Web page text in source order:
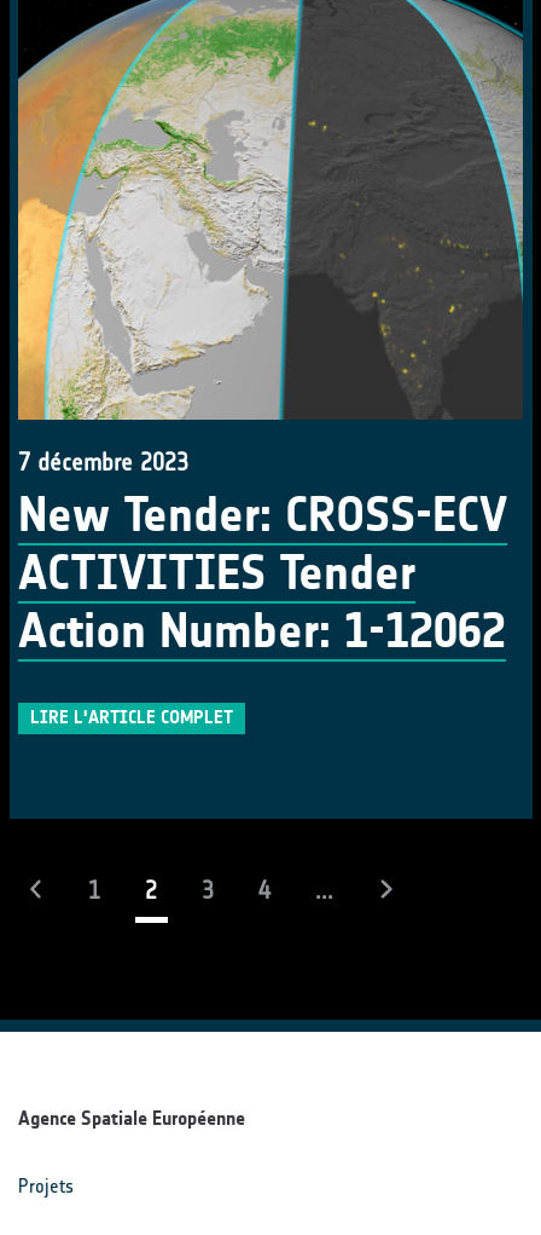
7 décembre 2023
New Tender: CROSS-ECV
ACTIVITIES Tender
Action Number: 1-12062
LIRE L'ARTICLE COMPLET
1 2(actuel)
3 4 ...
Agence Spatiale Européenne
Projets